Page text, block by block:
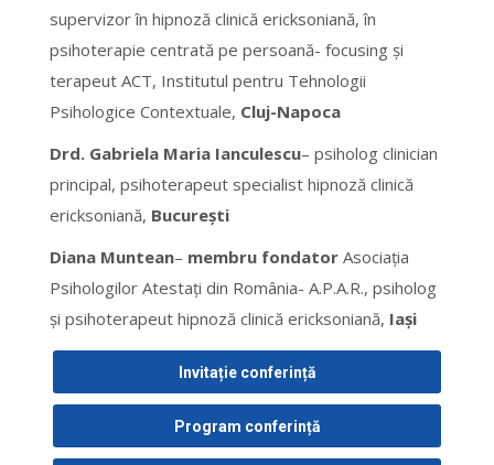
supervizor în hipnoză clinică ericksoniană, în
psihoterapie centrată pe persoană- focusing și
terapeut ACT, Institutul pentru Tehnologii
Psihologice Contextuale, Cluj-Napoca
Drd. Gabriela Maria Ianculescu– psiholog clinician
principal, psihoterapeut specialist hipnoză clinică
ericksoniană, București
Diana Muntean– membru fondator Asociația
Psihologilor Atestați din România- A.P.A.R., psiholog
și psihoterapeut hipnoză clinică ericksoniană, Iași
Invitație conferință
Program conferință